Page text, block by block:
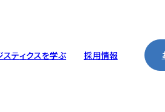
スティクスを学ぶ 採用情報